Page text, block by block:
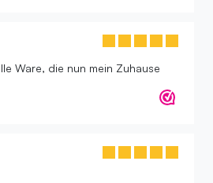
Ware, die nun mein Zuhause